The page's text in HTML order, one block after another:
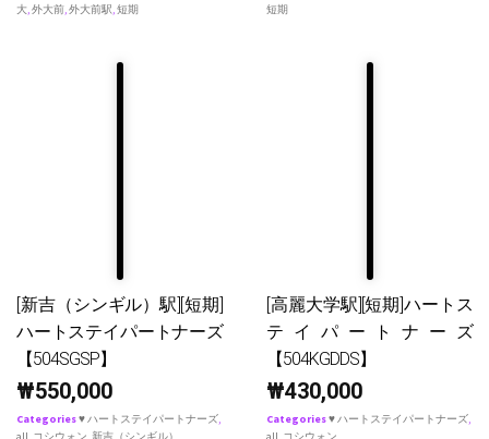
大,外大前,外大前駅,短期
短期
[新吉（シンギル）駅][短期]
ハートステイパートナーズ
【504SGSP】
₩550,000
Categories♥ ハートステイパートナーズ,
[高麗大学駅][短期]ハートス
テイパートナーズ
【504KGDDS】
₩430,000
Categories♥ ハートステイパートナーズ,